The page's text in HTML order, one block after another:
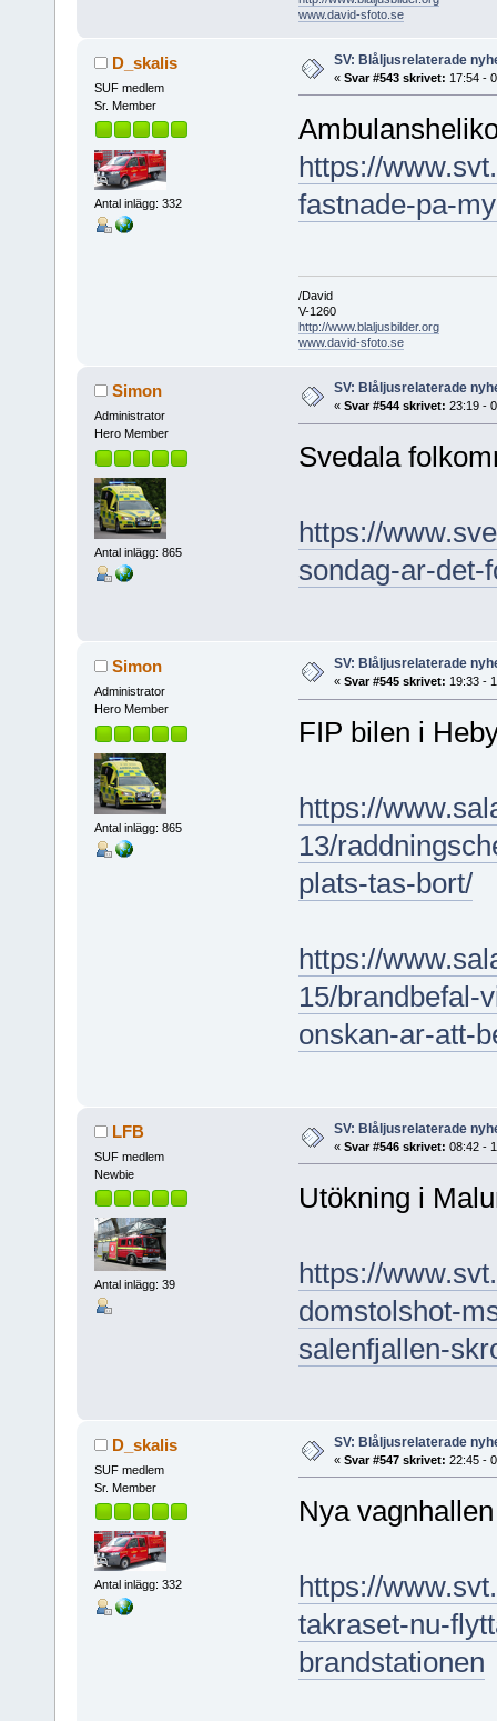
www.david-sfoto.se
D_skalis
SUF medlem
Sr. Member
Antal inlägg: 332
SV: Blåljusrelaterade
« Svar #543 skrivet: 17:54 -
https://
fastnade-pa-
/David
V-1260
http://www.blaljusbilder.org
www.david-sfoto.se
Simon
Administrator
Hero Member
Antal inlägg: 865
SV: Blåljusrelaterade
« Svar #544 skrivet: 23:19 -
Svedala
https://
sondag-ar-det-
Simon
Administrator
Hero Member
Antal inlägg: 865
SV: Blåljusrelaterade
« Svar #545 skrivet: 19:33 -
FIP bilen i
https://
13/
plats-tas-bort/
https://
15/brandbefal-
onskan-ar-att-
LFB
SUF medlem
Newbie
Antal inlägg: 39
SV: Blåljusrelaterade
« Svar #546 skrivet: 08:42 -
Utökning i
https://
domstolshot-
salenfjallen-
D_skalis
SUF medlem
Sr. Member
Antal inlägg: 332
SV: Blåljusrelaterade
« Svar #547 skrivet: 22:45 -
Nya
https://
takraset-nu-
brandstationen